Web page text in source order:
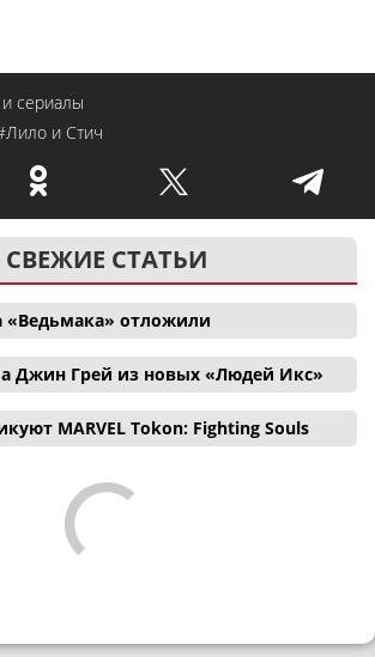
сериалы
и Стич
СВЕЖИЕ СТАТЬИ
«Ведьмака» отложили
Джин Грей из новых «Людей Икс»
MARVEL Tokon: Fighting Souls